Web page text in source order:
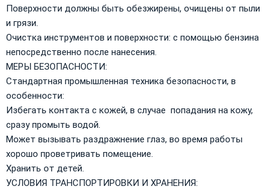
Поверхности должны быть обезжирены, очищены от пыли
и грязи.
Очистка инструментов и поверхности: с помощью бензина
непосредственно после нанесения.
МЕРЫ БЕЗОПАСНОСТИ:
Стандартная промышленная техника безопасности, в
особенности:
Избегать контакта с кожей, в случае попадания на кожу,
сразу промыть водой.
Может вызывать раздражнение глаз, во время работы
хорошо проветривать помещение.
Хранить от детей.
УСЛОВИЯ ТРАНСПОРТИРОВКИ И ХРАНЕНИЯ: